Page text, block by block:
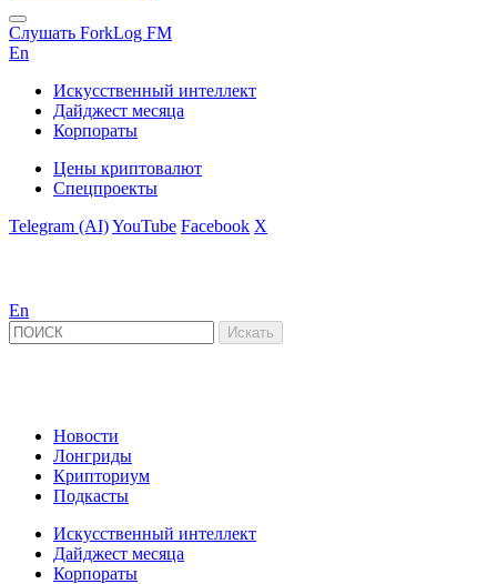
Слушать ForkLog FM
En
Искусственный интеллект
Дайджест месяца
Корпораты
Цены криптовалют
Спецпроекты
Telegram (AI)YouTube Facebook X
En
Новости
Лонгриды
Крипториум
Подкасты
Искусственный интеллект
Дайджест месяца
Корпораты